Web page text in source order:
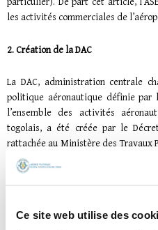
Ce site web utilise des
les activités commerciales de
2. Création de la DAC
La DAC, administration centrale
politique aéronautique définie par
l’ensemble des activités
togolais, a été créée par le
rattachée au Ministère des Travaux
et Télécommunications. La DAC a
l’article 10 à l’ASECNA.
3. Création de l’ANAC